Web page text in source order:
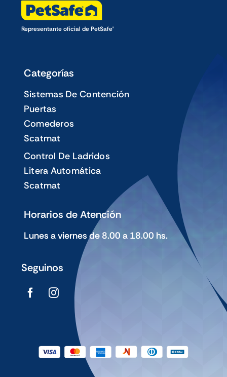
Representante oficial de PetSafe®
Categorías
Sistemas De Contención
Puertas
Comederos
Scatmat
Control De Ladridos
Litera Automática
Scatmat
Horarios de Atención
Lunes a viernes de 8.00 a 18.00 hs.
Seguinos